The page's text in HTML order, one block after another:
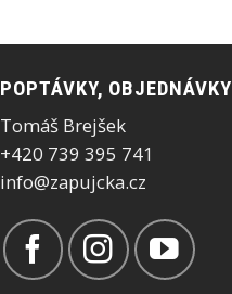
POPTÁVKY, OBJEDNÁVKY
Tomáš Brejšek
+420 739 395 741
info@zapujcka.cz